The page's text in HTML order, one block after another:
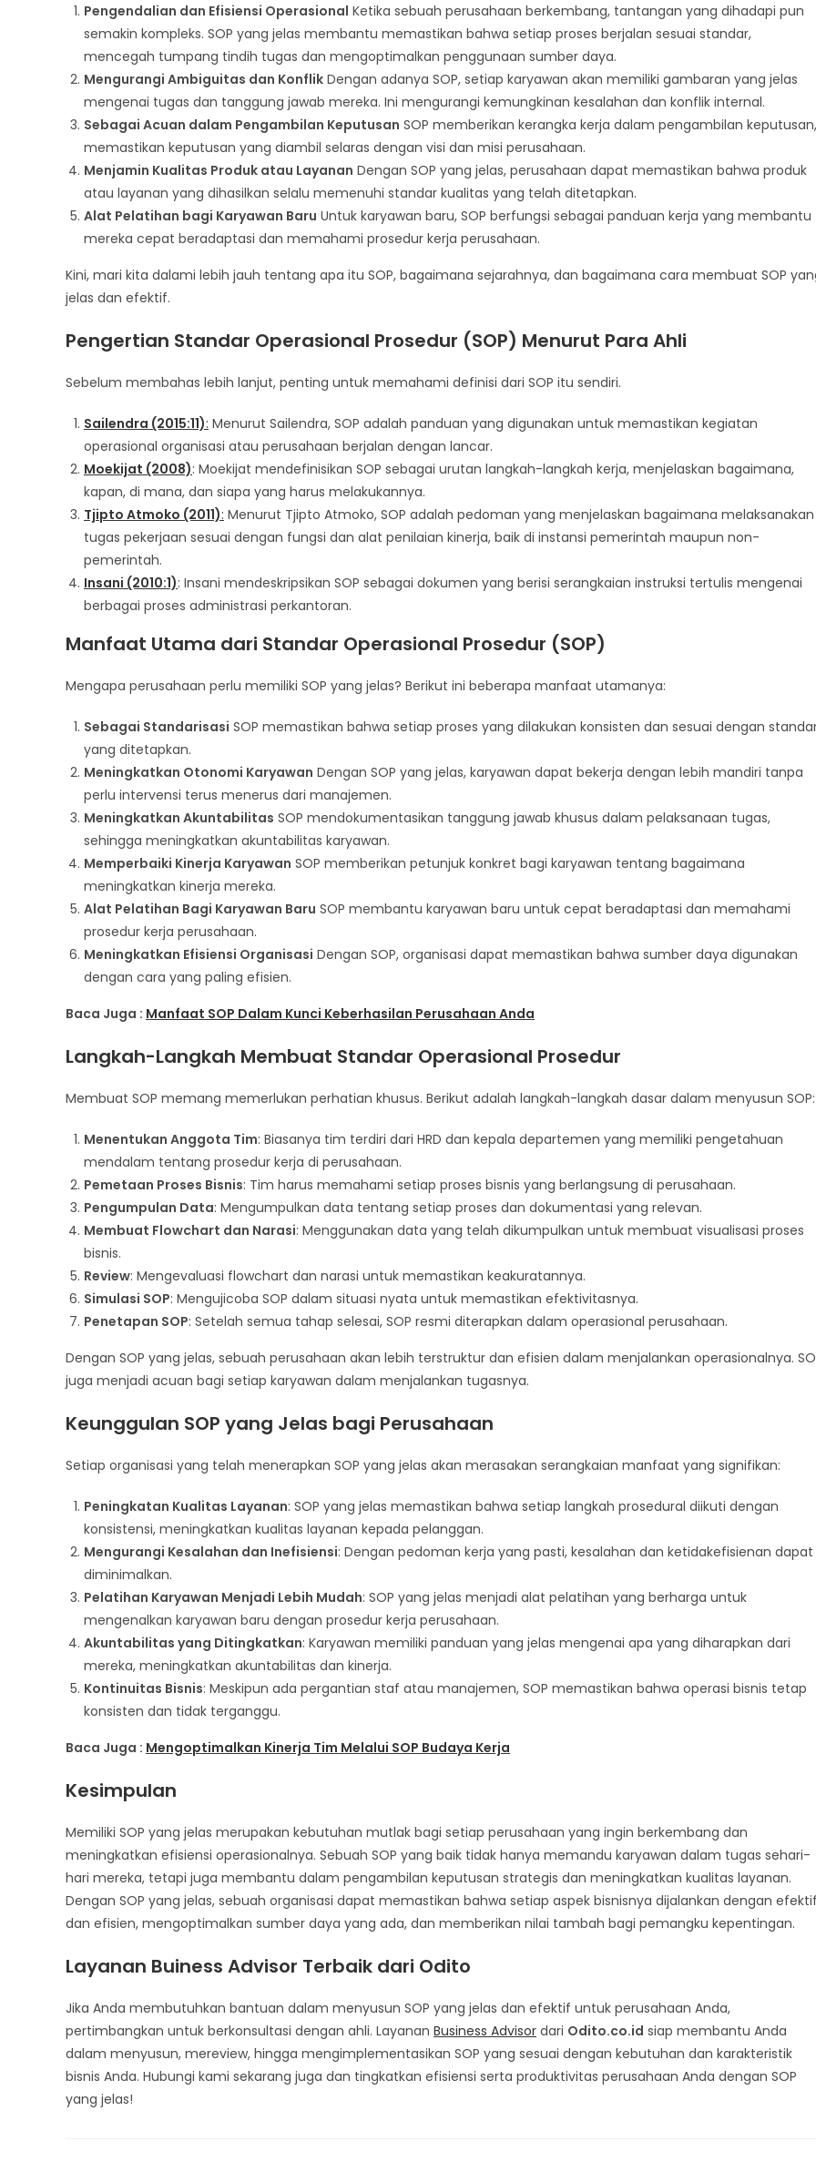
Pengendalian dan Efisiensi Operasional Ketika sebuah perusahaan berkembang, tantangan yang dihadapi pun
semakin kompleks. SOP yang jelas membantu memastikan bahwa setiap proses berjalan sesuai standar,
mencegah tumpang tindih tugas dan mengoptimalkan penggunaan sumber daya.
Mengurangi Ambiguitas dan Konflik Dengan adanya SOP, setiap karyawan akan memiliki gambaran yang jelas
mengenai tugas dan tanggung jawab mereka. Ini mengurangi kemungkinan kesalahan dan konflik internal.
Sebagai Acuan dalam Pengambilan Keputusan SOP memberikan kerangka kerja dalam pengambilan keputusan,
memastikan keputusan yang diambil selaras dengan visi dan misi perusahaan.
Menjamin Kualitas Produk atau Layanan Dengan SOP yang jelas, perusahaan dapat memastikan bahwa produk
atau layanan yang dihasilkan selalu memenuhi standar kualitas yang telah ditetapkan.
Alat Pelatihan bagi Karyawan Baru Untuk karyawan baru, SOP berfungsi sebagai panduan kerja yang membantu
mereka cepat beradaptasi dan memahami prosedur kerja perusahaan.
Kini, mari kita dalami lebih jauh tentang apa itu SOP, bagaimana sejarahnya, dan bagaimana cara membuat SOP
jelas dan efektif.
Pengertian Standar Operasional Prosedur (SOP) Menurut Para Ahli
Sebelum membahas lebih lanjut, penting untuk memahami definisi dari SOP itu sendiri.
Sailendra (2015:11): Menurut Sailendra, SOP adalah panduan yang digunakan untuk memastikan kegiatan
operasional organisasi atau perusahaan berjalan dengan lancar.
Moekijat (2008): Moekijat mendefinisikan SOP sebagai urutan langkah-langkah kerja, menjelaskan bagaimana,
kapan, di mana, dan siapa yang harus melakukannya.
Tjipto Atmoko (2011): Menurut Tjipto Atmoko, SOP adalah pedoman yang menjelaskan bagaimana melaksanakan
tugas pekerjaan sesuai dengan fungsi dan alat penilaian kinerja, baik di instansi pemerintah maupun non-
pemerintah.
Insani (2010:1): Insani mendeskripsikan SOP sebagai dokumen yang berisi serangkaian instruksi tertulis mengenai
berbagai proses administrasi perkantoran.
Manfaat Utama dari Standar Operasional Prosedur (SOP)
Mengapa perusahaan perlu memiliki SOP yang jelas? Berikut ini beberapa manfaat utamanya:
Sebagai Standarisasi SOP memastikan bahwa setiap proses yang dilakukan konsisten dan sesuai dengan
yang ditetapkan.
Meningkatkan Otonomi Karyawan Dengan SOP yang jelas, karyawan dapat bekerja dengan lebih mandiri tanpa
perlu intervensi terus menerus dari manajemen.
Meningkatkan Akuntabilitas SOP mendokumentasikan tanggung jawab khusus dalam pelaksanaan tugas,
sehingga meningkatkan akuntabilitas karyawan.
Memperbaiki Kinerja Karyawan SOP memberikan petunjuk konkret bagi karyawan tentang bagaimana
meningkatkan kinerja mereka.
Alat Pelatihan Bagi Karyawan Baru SOP membantu karyawan baru untuk cepat beradaptasi dan memahami
prosedur kerja perusahaan.
Meningkatkan Efisiensi Organisasi Dengan SOP, organisasi dapat memastikan bahwa sumber daya digunakan
dengan cara yang paling efisien.
Baca Juga : Manfaat SOP Dalam Kunci Keberhasilan Perusahaan Anda
Langkah-Langkah Membuat Standar Operasional Prosedur
Membuat SOP memang memerlukan perhatian khusus. Berikut adalah langkah-langkah dasar dalam menyusun SOP:
Menentukan Anggota Tim: Biasanya tim terdiri dari HRD dan kepala departemen yang memiliki pengetahuan
mendalam tentang prosedur kerja di perusahaan.
Pemetaan Proses Bisnis: Tim harus memahami setiap proses bisnis yang berlangsung di perusahaan.
Pengumpulan Data: Mengumpulkan data tentang setiap proses dan dokumentasi yang relevan.
Membuat Flowchart dan Narasi: Menggunakan data yang telah dikumpulkan untuk membuat visualisasi proses
bisnis.
Review: Mengevaluasi flowchart dan narasi untuk memastikan keakuratannya.
Simulasi SOP: Mengujicoba SOP dalam situasi nyata untuk memastikan efektivitasnya.
Penetapan SOP: Setelah semua tahap selesai, SOP resmi diterapkan dalam operasional perusahaan.
Dengan SOP yang jelas, sebuah perusahaan akan lebih terstruktur dan efisien dalam menjalankan operasionalnya.
juga menjadi acuan bagi setiap karyawan dalam menjalankan tugasnya.
Keunggulan SOP yang Jelas bagi Perusahaan
Setiap organisasi yang telah menerapkan SOP yang jelas akan merasakan serangkaian manfaat yang signifikan:
Peningkatan Kualitas Layanan: SOP yang jelas memastikan bahwa setiap langkah prosedural diikuti dengan
konsistensi, meningkatkan kualitas layanan kepada pelanggan.
Mengurangi Kesalahan dan Inefisiensi: Dengan pedoman kerja yang pasti, kesalahan dan ketidakefisienan dapat
diminimalkan.
Pelatihan Karyawan Menjadi Lebih Mudah: SOP yang jelas menjadi alat pelatihan yang berharga untuk
mengenalkan karyawan baru dengan prosedur kerja perusahaan.
Akuntabilitas yang Ditingkatkan: Karyawan memiliki panduan yang jelas mengenai apa yang diharapkan dari
mereka, meningkatkan akuntabilitas dan kinerja.
Kontinuitas Bisnis: Meskipun ada pergantian staf atau manajemen, SOP memastikan bahwa operasi bisnis tetap
konsisten dan tidak terganggu.
Baca Juga : Mengoptimalkan Kinerja Tim Melalui SOP Budaya Kerja
Kesimpulan
Memiliki SOP yang jelas merupakan kebutuhan mutlak bagi setiap perusahaan yang ingin berkembang dan
meningkatkan efisiensi operasionalnya. Sebuah SOP yang baik tidak hanya memandu karyawan dalam tugas sehari-
hari mereka, tetapi juga membantu dalam pengambilan keputusan strategis dan meningkatkan kualitas layanan.
Dengan SOP yang jelas, sebuah organisasi dapat memastikan bahwa setiap aspek bisnisnya dijalankan dengan
dan efisien, mengoptimalkan sumber daya yang ada, dan memberikan nilai tambah bagi pemangku kepentingan.
Layanan Buiness Advisor Terbaik dari Odito
Jika Anda membutuhkan bantuan dalam menyusun SOP yang jelas dan efektif untuk perusahaan Anda,
pertimbangkan untuk berkonsultasi dengan ahli. Layanan Business Advisor dari Odito.co.id siap membantu Anda
dalam menyusun, mereview, hingga mengimplementasikan SOP yang sesuai dengan kebutuhan dan karakteristik
bisnis Anda. Hubungi kami sekarang juga dan tingkatkan efisiensi serta produktivitas perusahaan Anda dengan SOP
yang jelas!